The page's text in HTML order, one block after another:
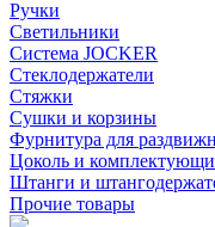
Ручки
Светильники
Система JOCKER
Стеклодержатели
Стяжки
Сушки и корзины
Фурнитура для
Цоколь и
Штанги и
Прочие товары